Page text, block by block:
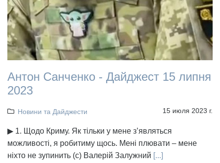
Антон Санченко - Дайджест 15 липня
2023
Новини та Дайджести 15 июля 2023 г.
▶ 1. Щодо Криму. Як тільки у мене з’являться
можливості, я робитиму щось. Мені плювати – мене
ніхто не зупинить (с) Валерій Залужний [...]